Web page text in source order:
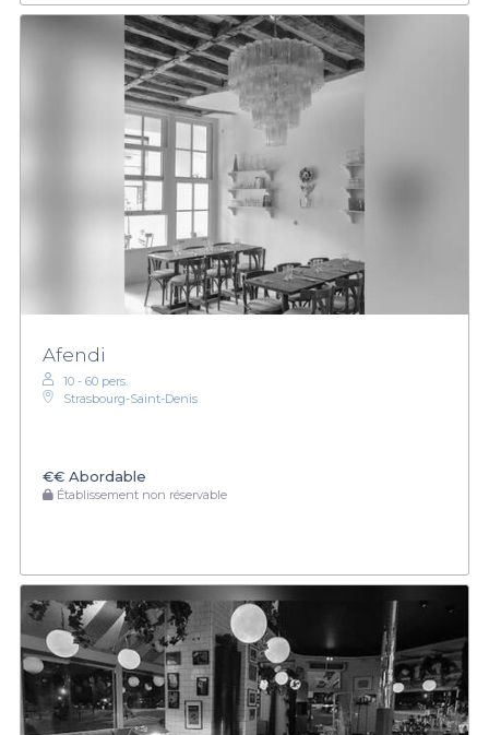
Afendi
10 - 60 pers.
Strasbourg-Saint-Denis
€€ Abordable
Établissement non réservable